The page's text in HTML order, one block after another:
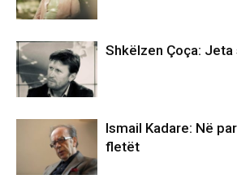
Shkëlzen Çoça: Jeta
Ismail Kadare: Në
fletët